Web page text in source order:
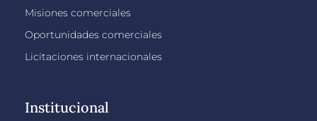
Misiones comerciales
Oportunidades comerciales
Licitaciones internacionales
Institucional